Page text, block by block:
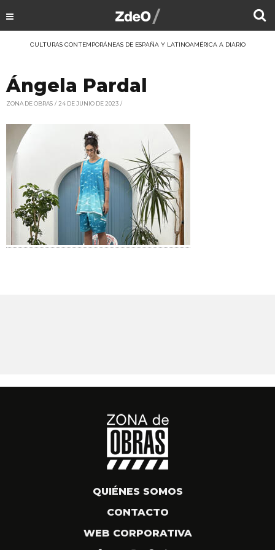
CULTURAS CONTEMPORÁNEAS DE ESPAÑA Y LATINOAMÉRICA A DIARIO
Ángela Pardal
ZONA DE OBRAS 24 DE JUNIO DE 2023
QUIÉNES SOMOS
CONTACTO
WEB CORPORATIVA